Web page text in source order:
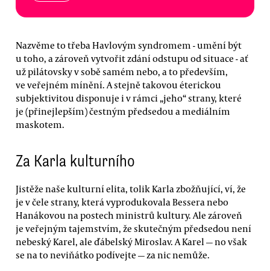
Nazvěme to třeba Havlovým syndromem - umění být
u toho, a zároveň vytvořit zdání odstupu od situace - ať
už pilátovsky v sobě samém nebo, a to především,
ve veřejném mínění. A stejně takovou éterickou
subjektivitou disponuje i v rámci „jeho“ strany, které
je (přinejlepším) čestným předsedou a mediálním
maskotem.
Za Karla kulturního
Jistěže naše kulturní elita, tolik Karla zbožňující, ví, že
je v čele strany, která vyprodukovala Bessera nebo
Hanákovou na postech ministrů kultury. Ale zároveň
je veřejným tajemstvím, že skutečným předsedou není
nebeský Karel, ale ďábelský Miroslav. A Karel — no však
se na to neviňátko podívejte — za nic nemůže.